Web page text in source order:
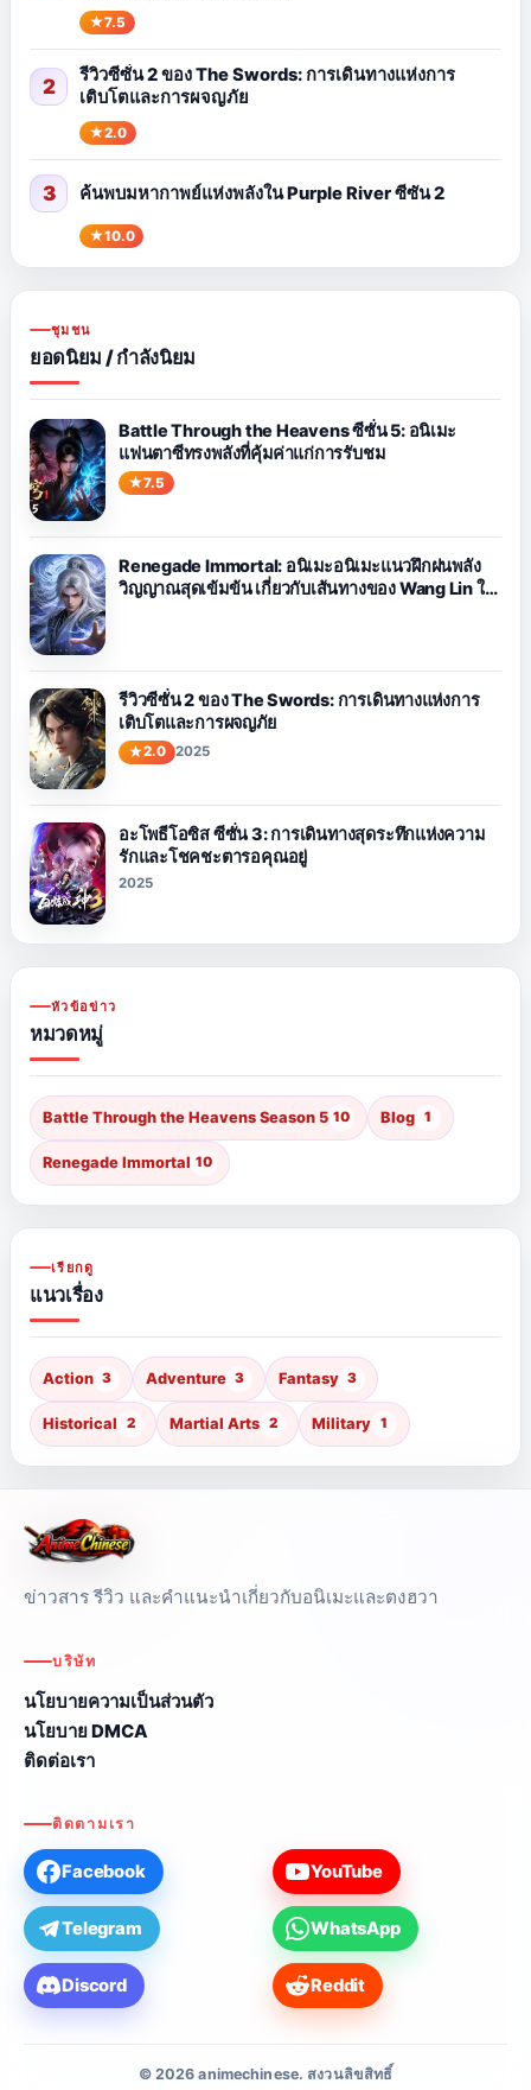
7.5
2
รีวิวซีซั่น 2 ของ The Swords: การเดินทางแห่งการ
เติบโตและการผจญภัย
2.0
3 ค้นพบมหากาพย์แห่งพลังใน Purple River ซีซัน 2
10.0
ชุมชน
ยอดนิยม / กำลังนิยม
Battle Through the Heavens ซีซั่น 5: อนิเมะ
แฟนตาซีทรงพลังที่คุ้มค่าแก่การรับชม
7.5
Renegade Immortal: อนิเมะอนิเมะแนวฝึกฝนพลัง
วิญญาณสุดเข้มข้น เกี่ยวกับเส้นทางของ Wang Lin ใน
รีวิวซีซั่น 2 ของ The Swords: การเดินทางแห่งการ
เติบโตและการผจญภัย
2.0 2025
อะโพธีโอซิส ซีซั่น 3: การเดินทางสุดระทึกแห่งความ
รักและโชคชะตารอคุณอยู่
2025
หัวข้อข่าว
หมวดหมู่
Battle Through the Heavens Season 5 10 Blog 1
Renegade Immortal 10
เรียกดู
แนวเรื่อง
Action 3 Adventure 3 Fantasy 3
Historical 2 Martial Arts 2 Military 1
ข่าวสาร รีวิว และคำแนะนำเกี่ยวกับอนิเมะและตงฮวา
บริษัท
นโยบายความเป็นส่วนตัว
นโยบาย DMCA
ติดต่อเรา
ติดตามเรา
Facebook YouTube
Telegram WhatsApp
Discord Reddit
© 2026 animechinese. สงวนลิขสิทธิ์